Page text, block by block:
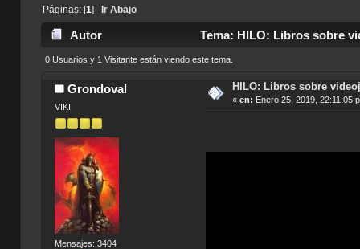
Páginas: [1] Ir Abajo
Autor Tema: HILO: Libros sobre
0 Usuarios y 1 Visitante están viendo este tema.
Grondoval
VIKI
Mensajes: 3404
HILO: Libros sobre
« en: Enero 25, 2019, 22:11:05